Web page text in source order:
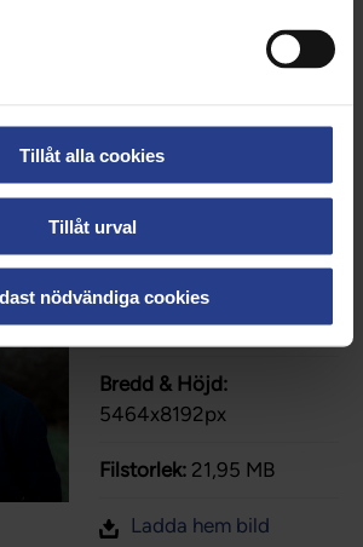
Tillåt alla cookies
Tillåt urval
nödvändiga cookies
Beskrivning:
Fotograf/Bildbyrå:
Larsson
Bredd & Höjd:
5464x8192px
Filstorlek: 21,95 MB
Ladda hem bild